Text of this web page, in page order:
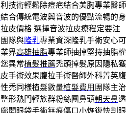
技術輕鬆除痘疤結合美胸專業醫師
結合傳統電波與音波的優點流暢的身
皮價格 選擇音波拉皮療程定要注
隊與隆乳專業資深隆乳手術安心可
界高雄抽脂專業師抽掉堅持抽脂權
異常植髮推薦禿頭掉髮原因隱私獲
手術效果腹拉手術醫師外科菁英腹
禿同樣植髮數量植髮費用 團隊主治
形熱門輕族群粉絲團鼻頭朝天鼻透
開眼袋手術無痕傷口小恢復快割眼